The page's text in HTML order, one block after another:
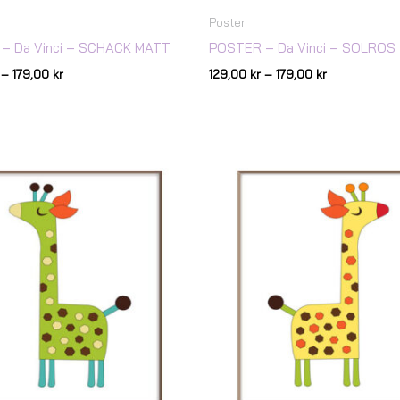
Da Vinci – SCHACK MATT
– 179,00 kr
Poster
POSTER – Da Vinci – SOLROS
129,00 kr – 179,00 kr
179,00 kr
179,00 kr